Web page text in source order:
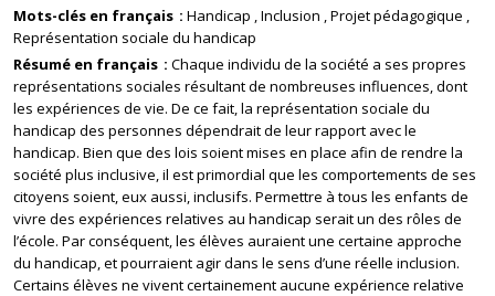
Mots-clés en français
Handicap Inclusion Projet pédagogique
Représentation sociale du handicap
Résumé en français
Chaque individu de la société a ses propres
représentations sociales résultant de nombreuses influences, dont
les expériences de vie. De ce fait, la représentation sociale du
handicap des personnes dépendrait de leur rapport avec le
handicap. Bien que des lois soient mises en place afin de rendre la
société plus inclusive, il est primordial que les comportements de ses
citoyens soient, eux aussi, inclusifs. Permettre à tous les enfants de
vivre des expériences relatives au handicap serait un des rôles de
l’école. Par conséquent, les élèves auraient une certaine approche
du handicap, et pourraient agir dans le sens d’une réelle inclusion.
Certains élèves ne vivent certainement aucune expérience relative